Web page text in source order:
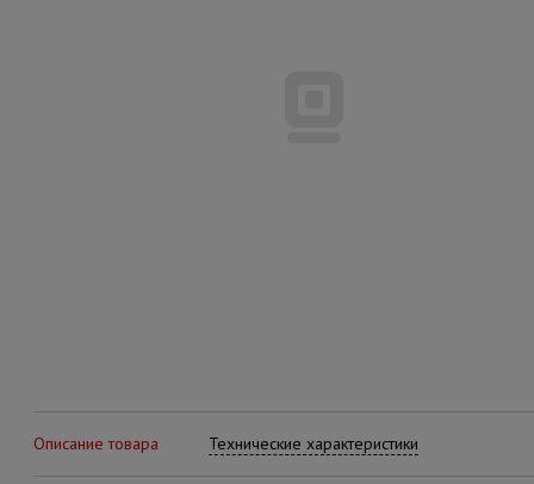
Описание товара Технические характеристики